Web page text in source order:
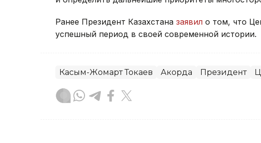
Ранее Президент Казахстана заявил о том, что
успешный период в своей современной истории.
Касым-Жомарт Токаев Акорда Президент